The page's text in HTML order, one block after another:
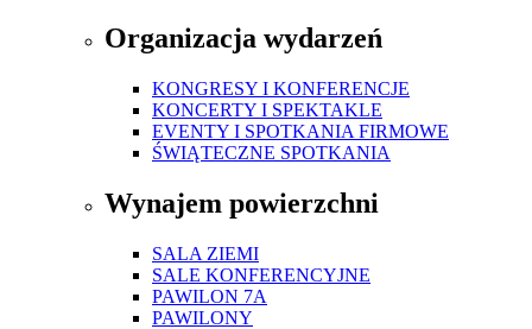
Organizacja wydarzeń
KONGRESY I KONFERENCJE
KONCERTY I SPEKTAKLE
EVENTY I SPOTKANIA FIRMOWE
ŚWIĄTECZNE SPOTKANIA
Wynajem powierzchni
SALA ZIEMI
SALE KONFERENCYJNE
PAWILON 7A
PAWILONY